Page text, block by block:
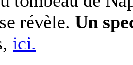
révèle. Un
ici.